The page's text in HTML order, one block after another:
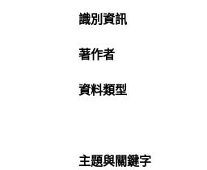
識別資訊
著作者
資料類型
主題與關鍵字